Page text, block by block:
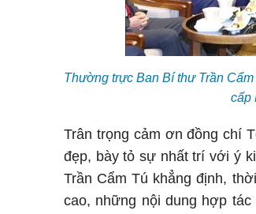
Thường trực Ban Bí thư Trần
cấp
Trân trọng cảm ơn đồng chí
đẹp, bày tỏ sự nhất trí với ý
Trần Cẩm Tú khẳng định,
cao, những nội dung hợp